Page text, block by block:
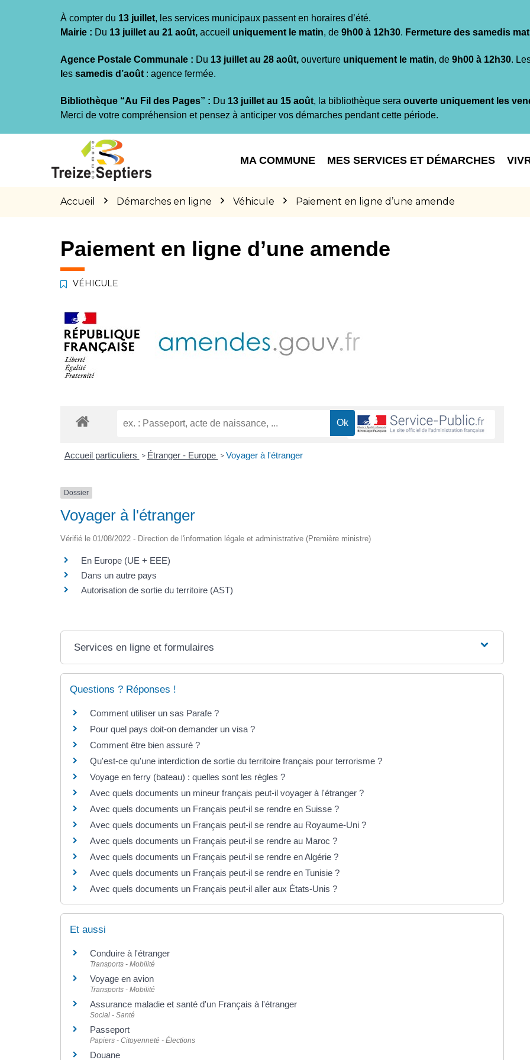
À compter du 13 juillet, les services municipaux passent en horaires d’été.
Mairie : Du 13 juillet au 21 août, accueil uniquement le matin, de 9h00 à 12h30. Fermeture des samedis
Agence Postale Communale : Du 13 juillet au 28 août, ouverture uniquement le matin, de 9h00 à 12h30.
es samedis d’août : agence fermée.
Bibliothèque “Au Fil des Pages” : Du 13 juillet au 15 août, la bibliothèque sera ouverte uniquement les
Merci de votre compréhension et pensez à anticiper vos démarches pendant cette période.
MA COMMUNE MES SERVICES ET DÉMARCHES
Accueil Démarches en ligne Véhicule Paiement en ligne d’une amende
Paiement en ligne d’une amende
VÉHICULE
Accueil particuliers > Étranger - Europe > Voyager à l'étranger
Dossier
Voyager à l'étranger
Vérifié le 01/08/2022 - Direction de l'information légale et administrative (Première ministre)
En Europe (UE + EEE)
Dans un autre pays
Autorisation de sortie du territoire (AST)
Services en ligne et formulaires
Questions ? Réponses !
Comment utiliser un sas Parafe ?
Pour quel pays doit-on demander un visa ?
Comment être bien assuré ?
Qu'est-ce qu'une interdiction de sortie du territoire français pour terrorisme ?
Voyage en ferry (bateau) : quelles sont les règles ?
Avec quels documents un mineur français peut-il voyager à l'étranger ?
Avec quels documents un Français peut-il se rendre en Suisse ?
Avec quels documents un Français peut-il se rendre au Royaume-Uni ?
Avec quels documents un Français peut-il se rendre au Maroc ?
Avec quels documents un Français peut-il se rendre en Algérie ?
Avec quels documents un Français peut-il se rendre en Tunisie ?
Avec quels documents un Français peut-il aller aux États-Unis ?
Et aussi
Conduire à l'étranger
Transports - Mobilité
Voyage en avion
Transports - Mobilité
Assurance maladie et santé d'un Français à l'étranger
Social - Santé
Passeport
Papiers - Citoyenneté - Élections
Douane